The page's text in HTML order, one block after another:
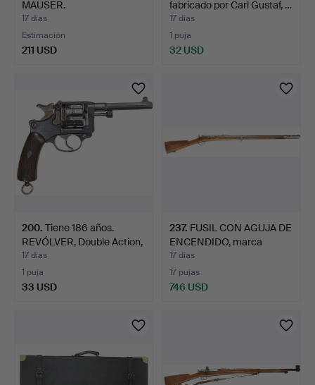
MAUSER.
17 días
Estimación
211 USD
fabricado por Carl Gustaf, …
17 días
1 puja
32 USD
200. Tiene 186 años.
REVÓLVER, Double Action,
m…
17 días
1 puja
33 USD
237. FUSIL CON AGUJA DE
ENCENDIDO, marca
Chasse…
17 días
17 pujas
746 USD